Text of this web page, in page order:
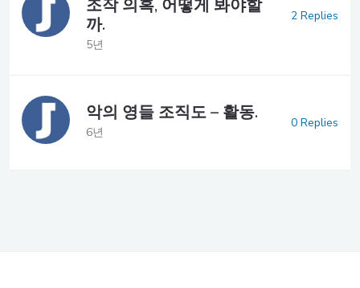
조작 의혹, 어떻게 봐야할
까.
5년
2 Replies
악의 영들 조직도 – 활동.
6년
0 Replies